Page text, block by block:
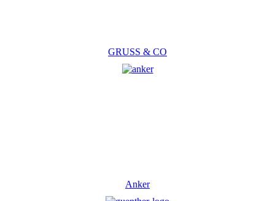
GRUSS & CO
Anker